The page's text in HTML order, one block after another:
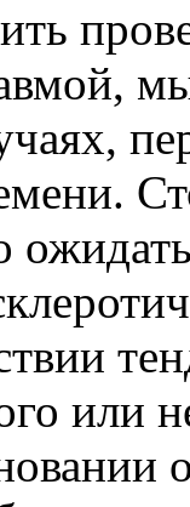
или